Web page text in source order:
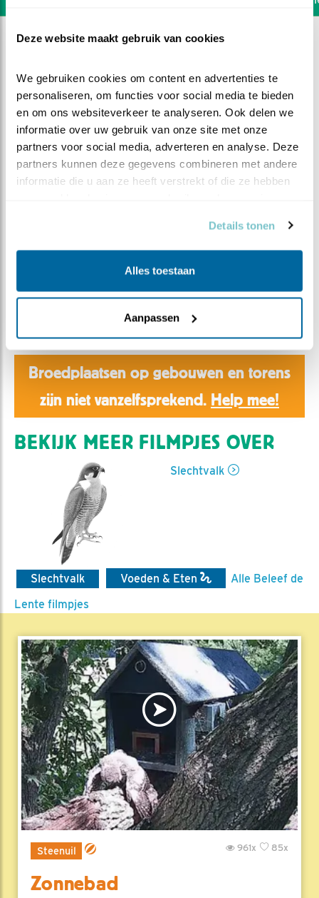
Deze website maakt gebruik van cookies
We gebruiken cookies om content en advertenties te
personaliseren, om functies voor social media te bieden
en om ons websiteverkeer te analyseren. Ook delen we
informatie over uw gebruik van onze site met onze
partners voor social media, adverteren en analyse. Deze
partners kunnen deze gegevens combineren met andere
informatie die u aan ze heeft verstrekt of die ze hebben
Details tonen
Alles toestaan
Aanpassen
Familiediner
Aaltje | Geplaatst op 10 mei 2020, 10:10 |
|
Bewaar dit filmpje| 917x
Broedplaatsen op gebouwen en torens
zijn niet vanzelfsprekend. Help mee!
BEKIJK MEER FILMPJES OVER
Slechtvalk
Slechtvalk Voeden & Eten
Alle Beleef de
Lente filmpjes
Steenuil 85x
961x
Zonnebad